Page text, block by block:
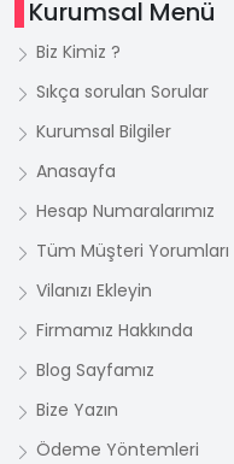
Kurumsal Menü
Biz Kimiz ?
Sıkça sorulan Sorular
Kurumsal Bilgiler
Anasayfa
Hesap Numaralarımız
Tüm Müşteri Yorumları
Vilanızı Ekleyin
Firmamız Hakkında
Blog Sayfamız
Bize Yazın
Ödeme Yöntemleri